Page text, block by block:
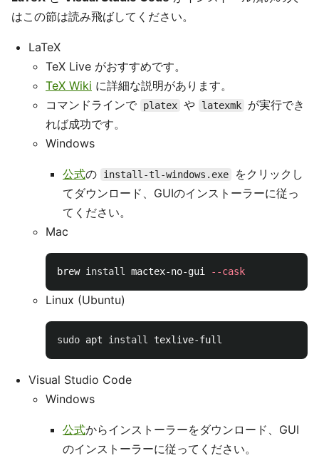
はこの節は読み飛ばしてください。
LaTeX
TeX Live がおすすめです。
TeX Wiki に詳細な説明があります。
コマンドラインで
platex や latexmk
が実行でき
れば成功です。
Windows
公式の install-tl-windows.exe
をクリックし
てダウンロード、GUIのインストーラーに従っ
てください。
Mac
brew install mactex-no-gui --cask
Linux (Ubuntu)
sudo apt install
Visual Studio Code
Windows
公式からインストーラーをダウンロード、GUI
のインストーラーに従ってください。